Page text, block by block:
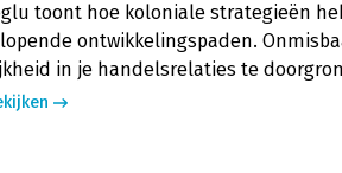
toont hoe koloniale strategieën
ontwikkelingspaden.
in je handelsrelaties te